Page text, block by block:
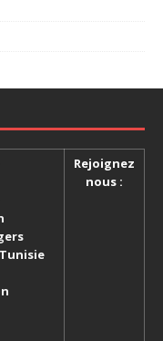
Rejoignez
nous :